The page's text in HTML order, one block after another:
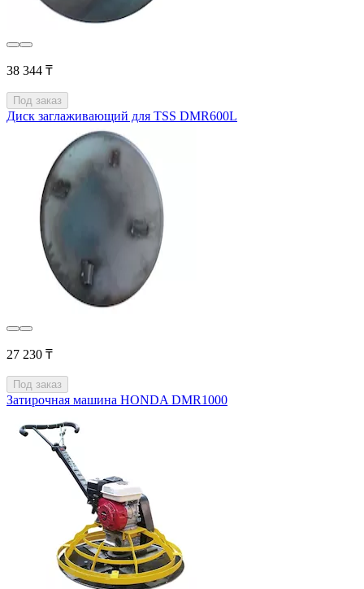
38 344 ₸
Под заказ
Диск заглаживающий для TSS DMR600L
27 230 ₸
Под заказ
Затирочная машина HONDA DMR1000